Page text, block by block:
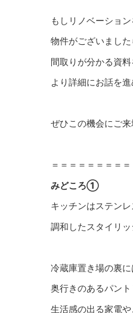
もしリノベーショ
物件がございました
間取りが分かる資
より詳細にお話を進
ぜひこの機会にご来
＝＝＝＝＝＝＝＝
みどころ①
キッチンはステン
調和したスタイリッ
冷蔵庫置き場の裏に
奥行きのあるパント
生活感の出る家電